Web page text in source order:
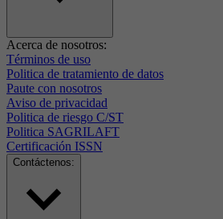
Acerca de nosotros:
Términos de uso
Politica de tratamiento de datos
Paute con nosotros
Aviso de privacidad
Politica de riesgo C/ST
Politica SAGRILAFT
Certificación ISSN
Contáctenos: